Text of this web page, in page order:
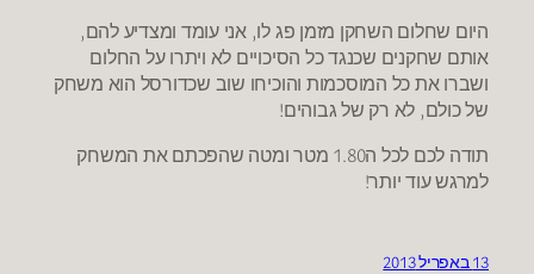
היום שחלום השחקן מזמן פג לו, אני עומד ומצדיע להם,
אותם שחקנים שכנגד כל הסיכויים לא ויתרו על החלום
ושברו את כל המוסכמות והוכיחו שוב שכדורסל הוא משחק
של כולם, לא רק של גבוהים!
תודה לכם לכל ה1.80 מטר ומטה שהפכתם את המשחק
למרגש עוד יותר!
13 באפריל 2013